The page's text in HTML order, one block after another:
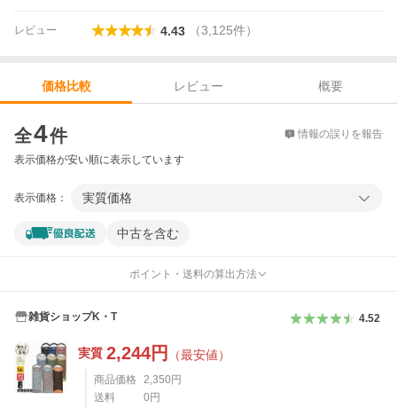
レビュー 4.43 （3,125件）
価格比較 レビュー
概要
全4件 情報の誤りを報告
表示価格が安い順に表示しています
表示価格： 実質価格
中古を含む
ポイント・送料の算出方法
雑貨ショップK・T 4.52
実質 2,244円 （最安値）
商品価格 2,350 円
送料
0 円